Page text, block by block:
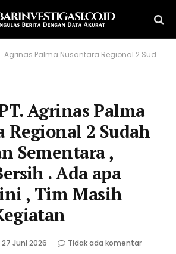
Regional 2 Sudah dihentikan Sementara , Dihapus Bersih . Ada apa disebalik ini , Tim Masih lakukan Kegiatan
Agrinas Palma
Regional 2 Sudah
Sementara ,
. Ada apa
, Tim Masih
27 Juni 2026
Tidak ada komentar